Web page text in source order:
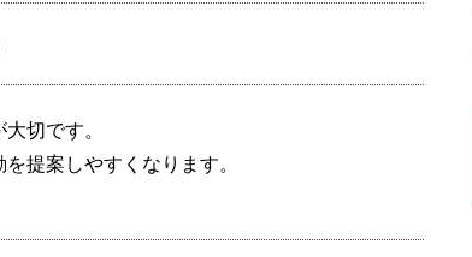
切です。
提案しやすくなります。